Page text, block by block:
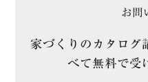
お問
家づくりのカタログ
べて無料で受